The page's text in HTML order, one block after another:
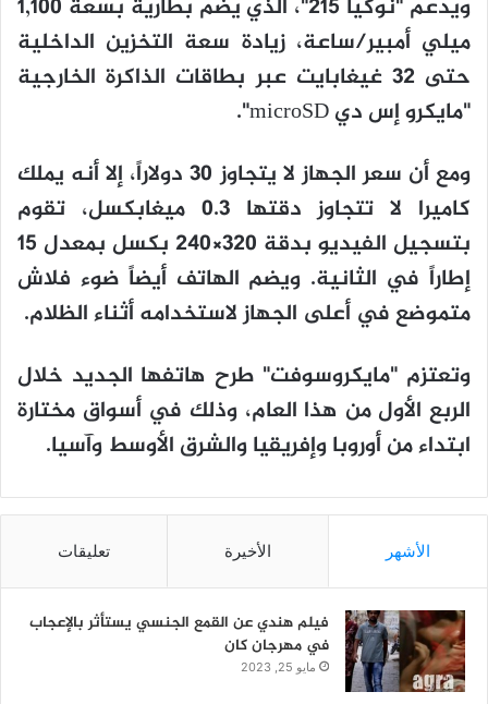
ويدعم "نوكيا 215"، الذي يضم بطارية بسعة 1,100
ميلي أمبير/ساعة، زيادة سعة التخزين الداخلية
حتى 32 غيغابايت عبر بطاقات الذاكرة الخارجية
"مايكرو إس دي microSD".
ومع أن سعر الجهاز لا يتجاوز 30 دولاراً، إلا أنه يملك
كاميرا لا تتجاوز دقتها 0.3 ميغابكسل، تقوم
بتسجيل الفيديو بدقة 320×240 بكسل بمعدل 15
إطاراً في الثانية. ويضم الهاتف أيضاً ضوء فلاش
متموضع في أعلى الجهاز لاستخدامه أثناء الظلام.
وتعتزم "مايكروسوفت" طرح هاتفها الجديد خلال
الربع الأول من هذا العام، وذلك في أسواق مختارة
ابتداء من أوروبا وإفريقيا والشرق الأوسط وآسيا.
الأشهر الأخيرة تعليقات
فيلم هندي عن القمع الجنسي يستأثر بالإعجاب
في مهرجان كان
مايو 25, 2023